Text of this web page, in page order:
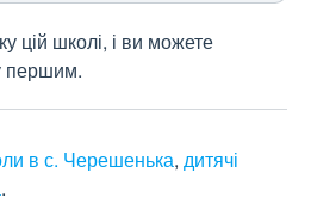
цій школі, і ви можете
першим.
в с. Черешенька, дитячі
.